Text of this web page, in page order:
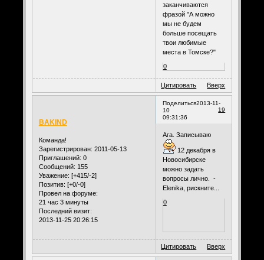
заканчиваются
фразой "А можно
мы не будем
больше посещать
твои любимые
места в Томске?"
0
Цитировать Вверх
Поделиться
19
2013-11-
10
09:31:36
BAKIND
Команда!
Зарегистрирован: 2011-05-13
Приглашений: 0
Сообщений: 155
Уважение: [+415/-2]
Позитив: [+0/-0]
Провел на форуме:
21 час 3 минуты
Последний визит:
2013-11-25 20:26:15
Ага. Записываю
12 декабря в
Новосибирске
можно задать
вопросы лично. -
Elenika, рискните...
0
Цитировать Вверх